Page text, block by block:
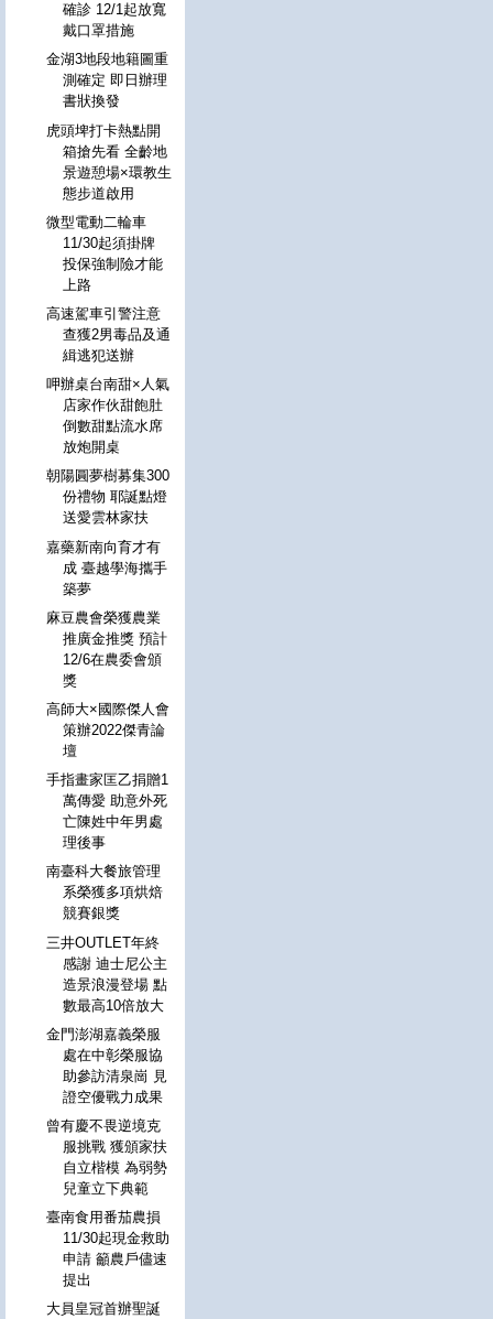
確診 12/1起放寬
戴口罩措施
金湖3地段地籍圖重
測確定 即日辦理
書狀換發
虎頭埤打卡熱點開
箱搶先看 全齡地
景遊憩場×環教生
態步道啟用
微型電動二輪車
11/30起須掛牌
投保強制險才能
上路
高速駕車引警注意
查獲2男毒品及通
緝逃犯送辦
呷辦桌台南甜×人氣
店家作伙甜飽肚
倒數甜點流水席
放炮開桌
朝陽圓夢樹募集300
份禮物 耶誕點燈
送愛雲林家扶
嘉藥新南向育才有
成 臺越學海攜手
築夢
麻豆農會榮獲農業
推廣金推獎 預計
12/6在農委會頒
獎
高師大×國際傑人會
策辦2022傑青論
壇
手指畫家匡乙捐贈1
萬傳愛 助意外死
亡陳姓中年男處
理後事
南臺科大餐旅管理
系榮獲多項烘焙
競賽銀獎
三井OUTLET年終
感謝 迪士尼公主
造景浪漫登場 點
數最高10倍放大
金門澎湖嘉義榮服
處在中彰榮服協
助參訪清泉崗 見
證空優戰力成果
曾有慶不畏逆境克
服挑戰 獲頒家扶
自立楷模 為弱勢
兒童立下典範
臺南食用番茄農損
11/30起現金救助
申請 籲農戶儘速
提出
大員皇冠首辦聖誕